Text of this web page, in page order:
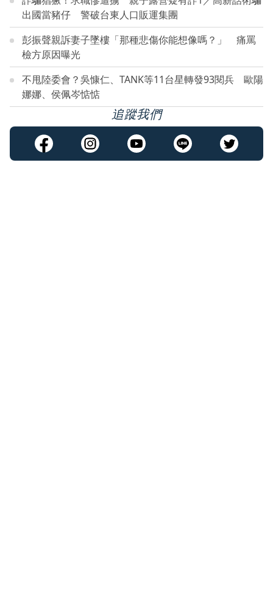
出國當豬仔 警破台東人口販運集團
彭振聲親訴妻子墜樓「那種悲傷你能想像嗎？」 痛罵
檢方原因曝光
不甩陸委會？吳慷仁、TANK等11台星轉發93閱兵 歐陽
娜娜、侯佩岑惦惦
追蹤我們